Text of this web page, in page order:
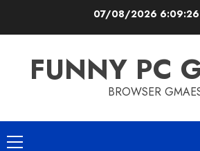
07/08/2026 6:09:26
FUNNY PC
BROWSER
Primary